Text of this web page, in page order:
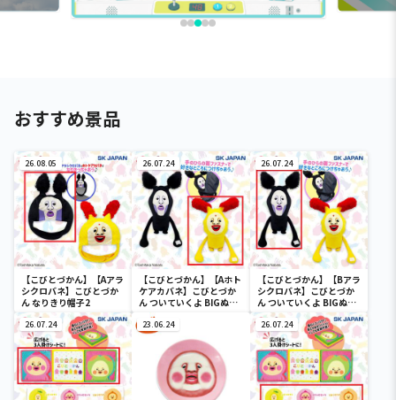
おすすめ景品
26.08.05
【こびとづかん】【Aアラ
シクロバネ】こびとづか
ん なりきり帽子2
26.07.24
【こびとづかん】【Aホト
ケアカバネ】こびとづか
ん ついていくよ BIGぬい
ぐるみ2
26.07.24
【こびとづかん】【Bアラ
シクロバネ】こびとづか
ん ついていくよ BIGぬい
ぐるみ2
26.07.24 23.06.24 26.07.24